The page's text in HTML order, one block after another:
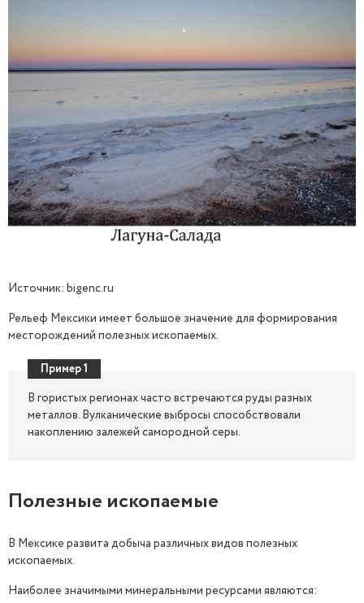
Источник: bigenc.ru
Рельеф Мексики имеет большое значение для формирования
месторождений полезных ископаемых.
Пример 1
В гористых регионах часто встречаются руды разных
металлов. Вулканические выбросы способствовали
накоплению залежей самородной серы.
Полезные ископаемые
В Мексике развита добыча различных видов полезных
ископаемых.
Наиболее значимыми минеральными ресурсами являются: